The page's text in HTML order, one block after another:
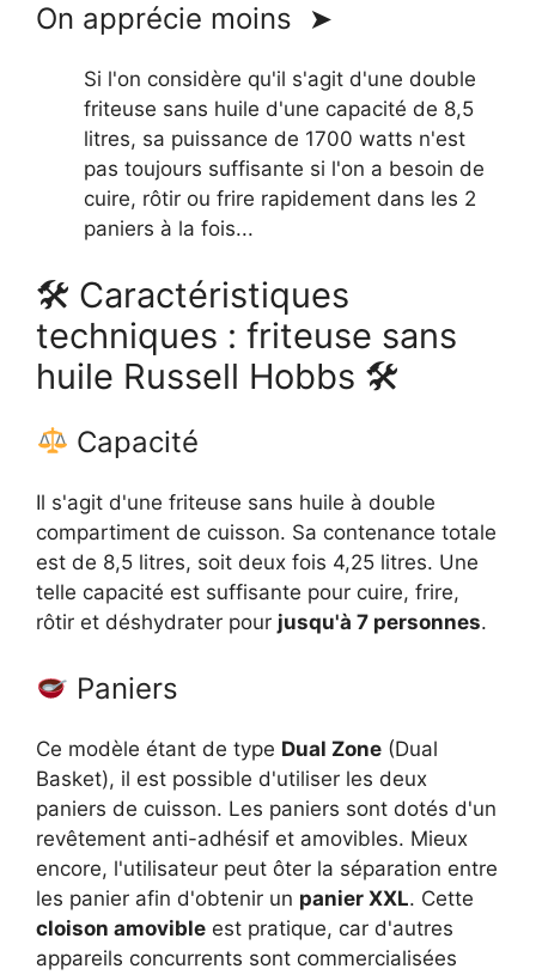
On apprécie moins ➤
Si l'on considère qu'il s'agit d'une double
friteuse sans huile d'une capacité de 8,5
litres, sa puissance de 1700 watts n'est
pas toujours suffisante si l'on a besoin de
cuire, rôtir ou frire rapidement dans les 2
paniers à la fois...
🛠 Caractéristiques
techniques : friteuse sans
huile Russell Hobbs 🛠
Capacité
Il s'agit d'une friteuse sans huile à double
compartiment de cuisson. Sa contenance totale
est de 8,5 litres, soit deux fois 4,25 litres. Une
telle capacité est suffisante pour cuire, frire,
rôtir et déshydrater pour jusqu'à 7 personnes.
Paniers
Ce modèle étant de type Dual Zone (Dual
Basket), il est possible d'utiliser les deux
paniers de cuisson. Les paniers sont dotés d'un
revêtement anti-adhésif et amovibles. Mieux
encore, l'utilisateur peut ôter la séparation entre
les panier afin d'obtenir un panier XXL. Cette
cloison amovible est pratique, car d'autres
appareils concurrents sont commercialisées